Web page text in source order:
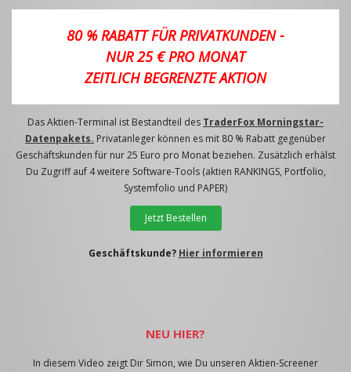
80 % RABATT FÜR PRIVATKUNDEN -
NUR 25 € PRO MONAT
ZEITLICH BEGRENZTE AKTION
Das Aktien-Terminal ist Bestandteil des TraderFox Morningstar-
Datenpakets. Privatanleger können es mit 80 % Rabatt gegenüber
Geschäftskunden für nur 25 Euro pro Monat beziehen. Zusätzlich erhälst
Du Zugriff auf 4 weitere Software-Tools (aktien RANKINGS, Portfolio,
Systemfolio und PAPER)
Jetzt Bestellen
Geschäftskunde? Hier informieren
NEU HIER?
In diesem Video zeigt Dir Simon, wie Du unseren Aktien-Screener